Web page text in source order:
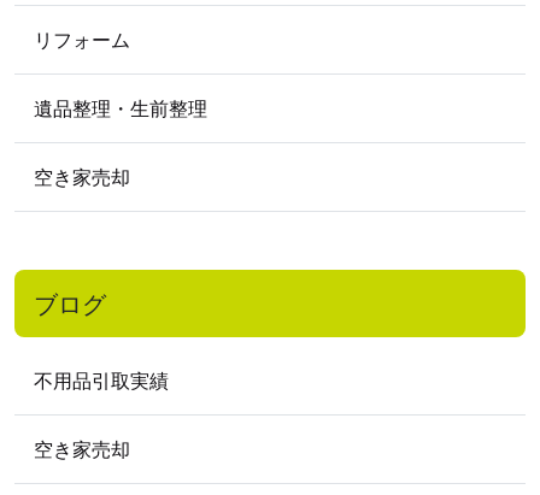
2019年12月 2019年11月
2019年9月
2019年8月
2018年
2018年11月 2018年10月 2018年2月
2017年
2017年7月
2017年1月
2016年
2016年11月
2016年2月
リフォーム
遺品整理・生前整理
空き家売却
ブログ
不用品引取実績
空き家売却